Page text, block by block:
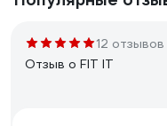
12 отзывов
Отзыв о FIT IT